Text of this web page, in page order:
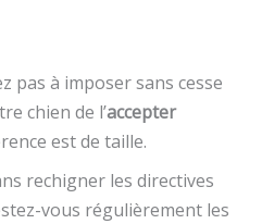
pas à imposer sans cesse
chien de l’accepter
est de taille.
rechigner les directives
vous régulièrement les